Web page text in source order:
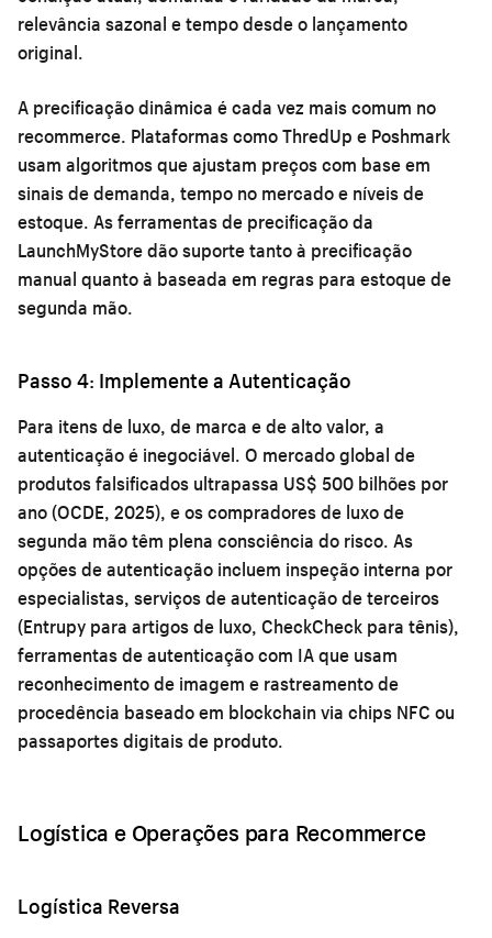
relevância sazonal e tempo desde o lançamento
original.
A precificação dinâmica é cada vez mais comum no
recommerce. Plataformas como ThredUp e Poshmark
usam algoritmos que ajustam preços com base em
sinais de demanda, tempo no mercado e níveis de
estoque. As ferramentas de precificação da
LaunchMyStore dão suporte tanto à precificação
manual quanto à baseada em regras para estoque de
segunda mão.
Passo 4: Implemente a Autenticação
Para itens de luxo, de marca e de alto valor, a
autenticação é inegociável. O mercado global de
produtos falsificados ultrapassa US$ 500 bilhões por
ano (OCDE, 2025), e os compradores de luxo de
segunda mão têm plena consciência do risco. As
opções de autenticação incluem inspeção interna por
especialistas, serviços de autenticação de terceiros
(Entrupy para artigos de luxo, CheckCheck para tênis),
ferramentas de autenticação com IA que usam
reconhecimento de imagem e rastreamento de
procedência baseado em blockchain via chips NFC ou
passaportes digitais de produto.
Logística e Operações para Recommerce
Logística Reversa